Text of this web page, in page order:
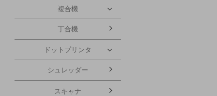
複合機
丁合機
ドットプリンタ
シュレッダー
スキャナ